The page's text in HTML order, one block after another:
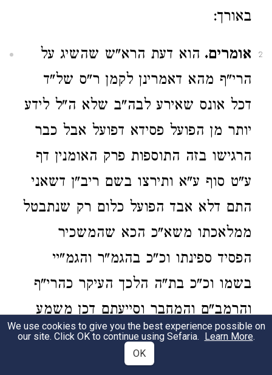
באורך:
2 אומרים. הוא דעת הרא"ש שהשיג על
הרי"ף מהא דאמרינן לקמן ר"ס של"ד
דכל אונס שאירע לבה"ב שלא ה"ל לידע
יותר מן הפועל פסידא דפועל אבל כבר
הרגישו בזה התוספות פרק האומנין דף
ע"ט סוף ע"א ותירצו בשם ריב"ן דשאני
התם דלא אבד הפועל כלום רק שנתבטל
ממלאכתו משא"כ הכא שהמשכיר
הפסיד ספינתו וכ"כ בהגמ"ר והגמ"יי
בשמו וכ"כ בת"ה הלכך העיקר כהרי"ף
והרמב"ם והמחבר וסייעתם דכן משמע
פשט הש"ס וכן דעת מהר"מ בתשובה
במרדכי שם וכ"כ האגודה וכן נראה דעת
We use cookies to give you the best experience possible on
our site. Click OK to continue using Sefaria. Learn More.
OK